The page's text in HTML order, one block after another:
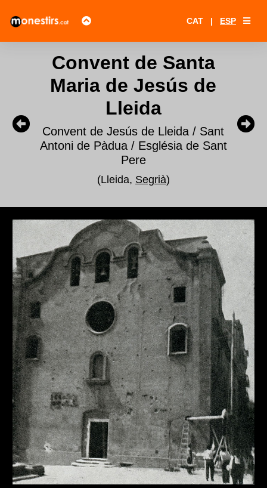
CAT | ESP
Convent de Santa
Maria de Jesús de
Lleida
Convent de Jesús de Lleida / Sant
Antoni de Pàdua / Església de Sant
Pere
(Lleida, Segrià)